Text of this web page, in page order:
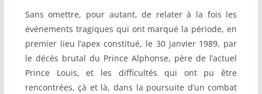
Sans omettre, pour autant, de relater à la fois les
événements tragiques qui ont marqué la période, en
premier lieu l’apex constitué, le 30 janvier 1989, par
le décès brutal du Prince Alphonse, père de l’actuel
Prince Louis, et les difficultés qui ont pu être
rencontrées, çà et là, dans la poursuite d’un combat